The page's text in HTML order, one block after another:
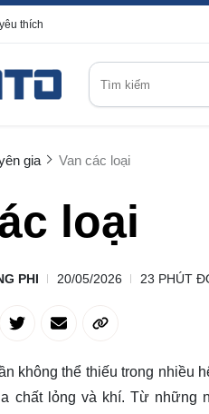
thích
gia Van các loại
loại
PHI 20/05/2026 23 PHÚT
không thể thiếu trong nhiều
chất lỏng và khí. Từ những